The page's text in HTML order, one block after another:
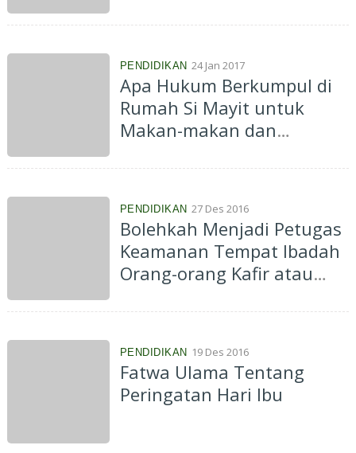
PENDIDIKAN 24 Jan 2017
Apa Hukum Berkumpul di
Rumah Si Mayit untuk
Makan-makan dan
Penjelasannya..
PENDIDIKAN 27 Des 2016
Bolehkah Menjadi Petugas
Keamanan Tempat Ibadah
Orang-orang Kafir atau
PENDIDIKAN 19 Des 2016
Fatwa Ulama Tentang
Peringatan Hari Ibu